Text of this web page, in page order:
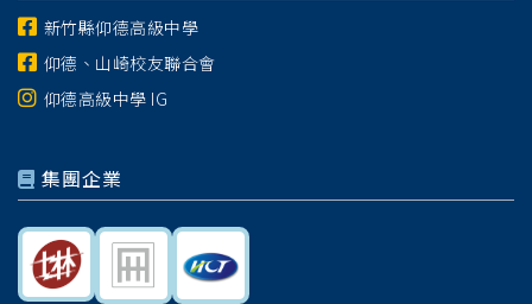
新竹縣仰德高級中學
仰德、山崎校友聯合會
仰德高級中學 IG
集團企業